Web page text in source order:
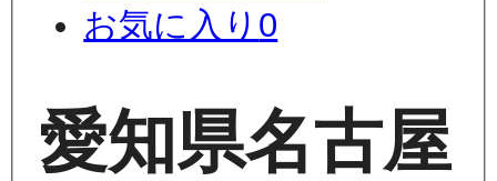
お気に入り 0
愛知県名古屋